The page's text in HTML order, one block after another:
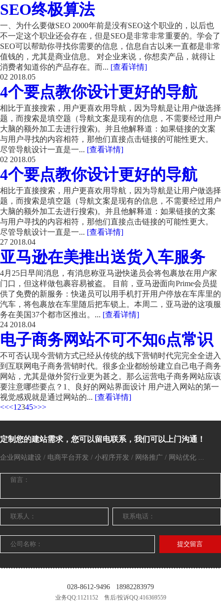
SEO终极算法
一、为什么要做SEO 2000年前是没有SEO这个职业的，以后也
不一定这个职业还会存在，但是SEO是非常非常重要的。学会了
SEO可以帮助你寻找你需要的信息，信息自古以来一直都是非常
值钱的，尤其是商业信息。 对企业来说，你想卖产品，就得让
消费者知道你的产品存在。而... [查看详情]
02 2018.05
4个要点教你设计更好的导航
相比于直接搜索，用户更喜欢用导航，因为导航是让用户做选择
题，而搜索是填空题（导航文案是现有的信息，不需要经过用户
大脑的额外加工去进行搜索)。并且他解释道：如果链接的文案
与用户寻找的内容相符，那他们直接点击链接的可能性更大。
尽管导航设计一直是一... [查看详情]
02 2018.05
4个要点教你设计更好的导航
相比于直接搜索，用户更喜欢用导航，因为导航是让用户做选择
题，而搜索是填空题（导航文案是现有的信息，不需要经过用户
大脑的额外加工去进行搜索)。并且他解释道：如果链接的文案
与用户寻找的内容相符，那他们直接点击链接的可能性更大。
尽管导航设计一直是一... [查看详情]
27 2018.04
亚马逊在美推出送货入车服务
4月25日早间消息，有消息称亚马逊快递员会将包裹放在用户家
门口，但这样做包裹容易被盗。 目前，亚马逊面向Prime会员提
供了免费的新服务：快递员可以用手机打开用户停放在车库里的
汽车，将包裹放在车里随后把车锁上。本周二，亚马逊的这项服
务在美国37个都市区推出。... [查看详情]
24 2018.04
电子商务网站不可不知6点常识
不可否认现今营销方式已经从传统的线下营销时代完完全全进入
到互联网电子商务营销时代。很多企业都纷纷建立自己电子商务
网站，尤其是做外贸行业更为甚之。那么运营电子商务网站应该
要注意哪些要点？1、良好的网站界面设计 用户进入网站的第一
视觉感观就是通过网站的... [查看详情]
<<<1 2345>>>
定制您的建站需求，您可以留电联系，我们可以上门沟通！
企业网站建设 / 电商平台开发 / 小程序开发 / 网络推广 / 网站优化 ...
提交留言
028-8612-9496 18982283979
业务QQ:1121152 售后/投诉QQ:416369559